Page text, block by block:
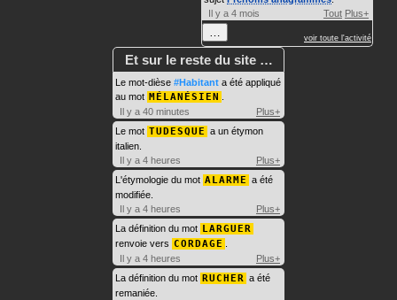
Il y a 4 mois
Tout Plus+
… voir toute l'activité
Et sur le reste du site …
Le mot-dièse #Habitant a été appliqué
au mot MÉLANÉSIEN
Il y a 40 minutes
Plus+
Le mot TUDESQUE a un étymon
italien.
Il y a 4 heures
Plus+
L'étymologie du mot ALARME a été
modifiée.
Il y a 4 heures
Plus+
La définition du mot LARGUER
renvoie vers CORDAGE
Il y a 4 heures
Plus+
La définition du mot RUCHER a été
remaniée.